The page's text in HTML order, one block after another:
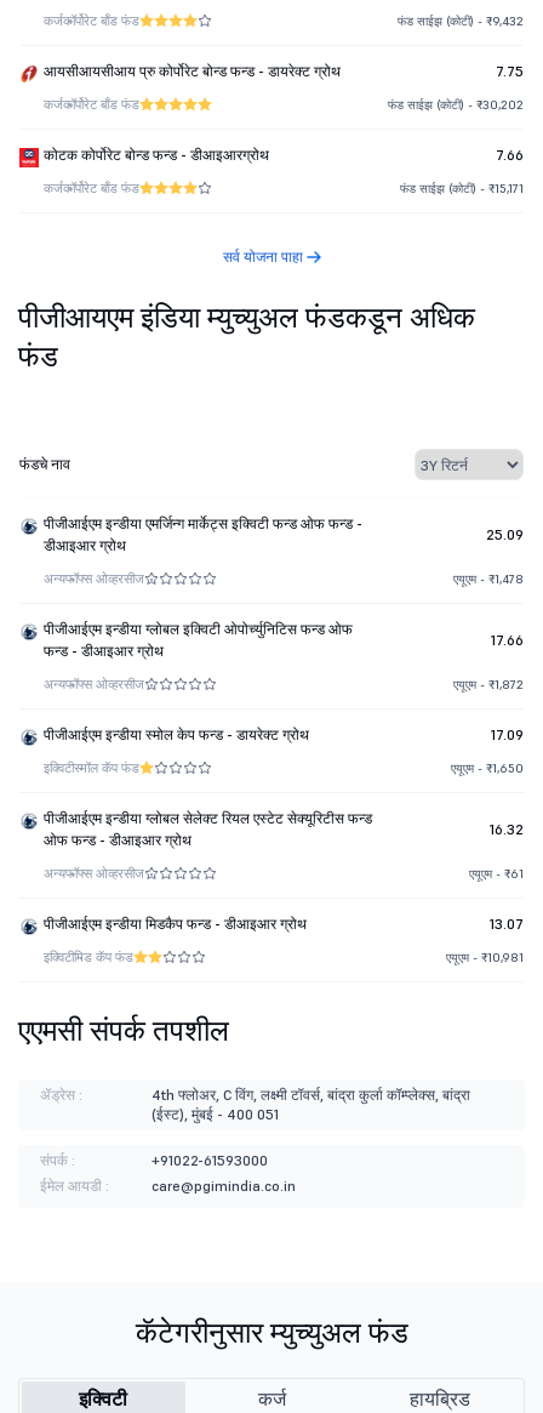
कर्जकॉर्पोरेट बाँड फंड फंड साईझ (कोटी) - ₹9,432
आयसीआयसीआय प्रु कोर्पोरेट बोन्ड फन्ड - डायरेक्ट ग्रोथ 7.75
कर्जकॉर्पोरेट बाँड फंड फंड साईझ (कोटी) - ₹30,202
कोटक कोर्पोरेट बोन्ड फन्ड - डीआइआरग्रोथ 7.66
कर्जकॉर्पोरेट बाँड फंड फंड साईझ (कोटी) - ₹15,171
सर्व योजना पाहा
पीजीआयएम इंडिया म्युच्युअल फंडकडून अधिक
फंड
फंडचे नाव
पीजीआईएम इन्डीया एमर्जिन्ग मार्केट्स इक्विटी फन्ड ओफ फन्ड -
डीआइआर ग्रोथ
25.09
अन्यफॉफ्स ओव्हरसीज एयूएम - ₹1,478
पीजीआईएम इन्डीया ग्लोबल इक्विटी ओपोर्च्युनिटिस फन्ड ओफ
फन्ड - डीआइआर ग्रोथ
17.66
अन्यफॉफ्स ओव्हरसीज एयूएम - ₹1,872
पीजीआईएम इन्डीया स्मोल केप फन्ड - डायरेक्ट ग्रोथ 17.09
इक्विटीस्मॉल कॅप फंड एयूएम - ₹1,650
पीजीआईएम इन्डीया ग्लोबल सेलेक्ट रियल एस्टेट सेक्यूरिटीस फन्ड
ओफ फन्ड - डीआइआर ग्रोथ
16.32
अन्यफॉफ्स ओव्हरसीज एयूएम - ₹61
पीजीआईएम इन्डीया मिडकैप फन्ड - डीआइआर ग्रोथ 13.07
इक्विटीमिड कॅप फंड एयूएम - ₹10,981
एएमसी संपर्क तपशील
ॲड्रेस :
4th फ्लोअर, C विंग, लक्ष्मी टॉवर्स, बांद्रा कुर्ला कॉम्प्लेक्स, बांद्रा
(ईस्ट), मुंबई - 400 051
संपर्क :
+91022-61593000
ईमेल आयडी :
care@pgimindia.co.in
कॅटेगरीनुसार म्युच्युअल फंड
इक्विटी कर्ज हायब्रिड